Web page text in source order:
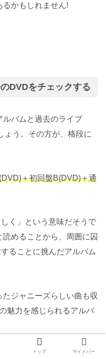
るかもしれません!
DVDをチェックする
ルバムと過去のライブ
ょう。その方が、格段に
＋初回盤B(DVD)＋通
く」という意味だそうで
めることから、周囲に囚
ることに挑んだアルバム
ジャニーズらしい曲も収
魅力を感じられるアルバ
トップ サイドバー